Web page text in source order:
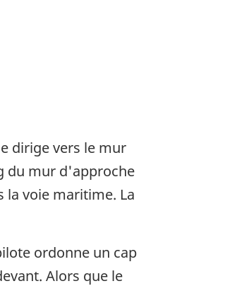
dirige vers le mur
du mur d'approche
voie maritime. La
ordonne un cap
Alors que le